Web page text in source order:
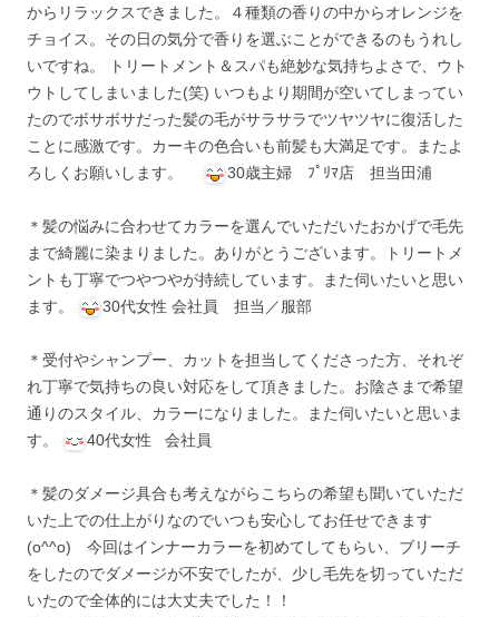
からリラックスできました。４種類の香りの中からオレンジを
チョイス。その日の気分で香りを選ぶことができるのもうれし
いですね。 トリートメント＆スパも絶妙な気持ちよさで、ウト
ウトしてしまいました(笑) いつもより期間が空いてしまってい
たのでボサボサだった髪の毛がサラサラでツヤツヤに復活した
ことに感激です。カーキの色合いも前髪も大満足です。またよ
ろしくお願いします。
30歳主婦 ﾌﾟﾘﾏ店 担当田浦
＊髪の悩みに合わせてカラーを選んでいただいたおかげで毛先
まで綺麗に染まりました。ありがとうございます。トリートメ
ントも丁寧でつやつやが持続しています。また伺いたいと思い
ます。
30代女性 会社員 担当／服部
＊受付やシャンプー、カットを担当してくださった方、それぞ
れ丁寧で気持ちの良い対応をして頂きました。お陰さまで希望
通りのスタイル、カラーになりました。また伺いたいと思いま
す。
40代女性 会社員
＊髪のダメージ具合も考えながらこちらの希望も聞いていただ
いた上での仕上がりなのでいつも安心してお任せできます
(o^^o) 今回はインナーカラーを初めてしてもらい、ブリーチ
をしたのでダメージが不安でしたが、少し毛先を切っていただ
いたので全体的には大丈夫でした！！